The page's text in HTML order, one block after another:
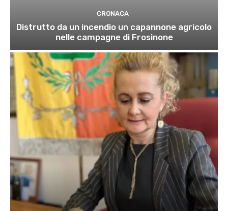
CRONACA
Distrutto da un incendio un capannone agricolo
nelle campagne di Frosinone